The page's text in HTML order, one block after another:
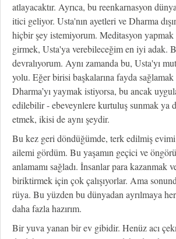
atlayacaktır. Ayrıca, bu reenkarnasyon
itici geliyor. Usta'nın ayetleri ve Dharma
hiçbir şey istemiyorum. Meditasyon
girmek, Usta'ya verebileceğim en iyi adak.
devralıyorum. Aynı zamanda bu, Usta'yı
yolu. Eğer birisi başkalarına fayda
Dharma’yı yaymak istiyorsa, bu ancak
edilebilir - ebeveynlere kurtuluş sunmak ya
etmek, ikisi de aynı şeydir.
Bu kez geri döndüğümde, terk edilmiş evimi
ailemi gördüm. Bu yaşamın geçici ve
anlamamı sağladı. İnsanlar para kazanmak
biriktirmek için çok çalışıyorlar. Ama
rüya. Bu yüzden bu dünyadan ayrılmaya
daha fazla hazırım.
Bir yuva yanan bir ev gibidir. Henüz acı